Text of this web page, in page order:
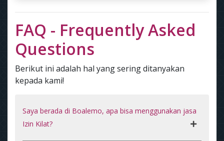
FAQ - Frequently Asked
Questions
Berikut ini adalah hal yang sering ditanyakan
kepada kami!
Saya berada di Boalemo, apa bisa menggunakan jasa
Izin Kilat?